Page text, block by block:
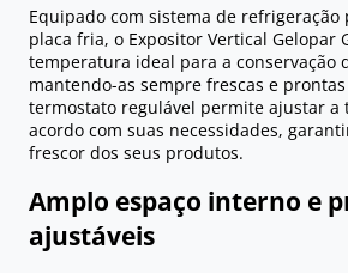
Equipado com sistema de refrigeração
placa fria, o Expositor Vertical Gelopar
temperatura ideal para a conservação
mantendo-as sempre frescas e
termostato regulável permite ajustar a
acordo com suas necessidades,
frescor dos seus produtos.
Amplo espaço interno e
ajustáveis